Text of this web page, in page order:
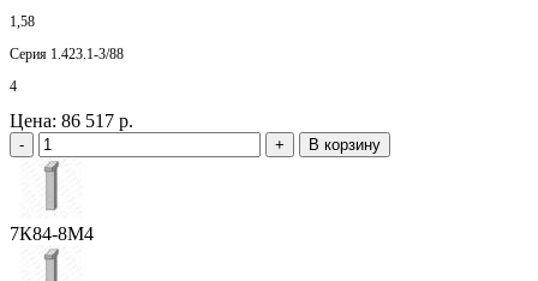
1,58
Серия 1.423.1-3/88
4
Цена: 86 517 р.
- + В корзину
7К84-8М4